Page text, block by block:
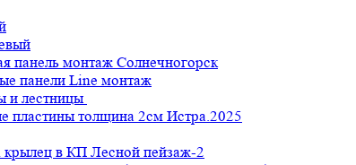
панель монтаж Солнечногорск
панели Line монтаж
и лестницы
пластины толщина 2см Истра.2025
крылец в КП Лесной пейзаж-2